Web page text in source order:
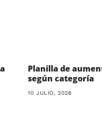
Planilla de
según categoría
10 JULIO, 2026